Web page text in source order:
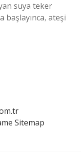
suya teker
başlayınca, ateşi
Sitemap